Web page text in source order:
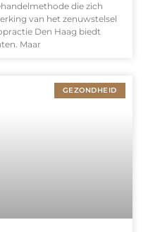
die zich
van het zenuwstelsel
Den Haag biedt
Maar
GEZONDHEID